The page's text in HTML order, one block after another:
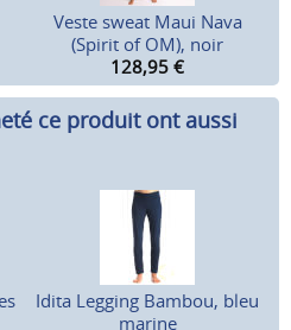
Veste sweat Maui Nava
(Spirit of OM), noir
128,95 €
ce produit ont aussi
Idita Legging Bambou, bleu
marine